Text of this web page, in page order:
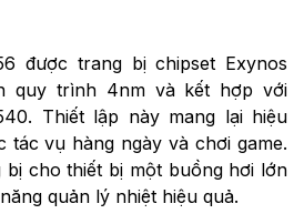
được trang bị chipset Exynos
quy trình 4nm và kết hợp với
Thiết lập này mang lại hiệu
tác vụ hàng ngày và chơi game.
bị cho thiết bị một buồng hơi lớn
quản lý nhiệt hiệu quả.